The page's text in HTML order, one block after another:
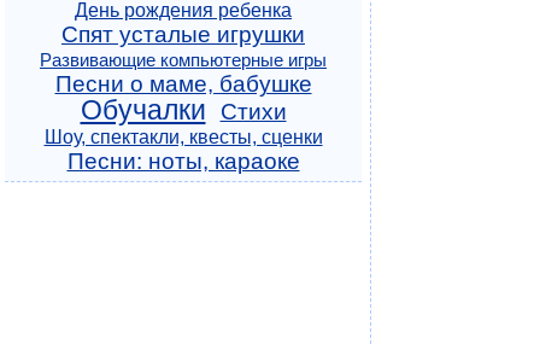
День рождения ребенка
Спят усталые игрушки
Развивающие компьютерные игры
Песни о маме, бабушке
Обучалки Стихи
Шоу, спектакли, квесты, сценки
Песни: ноты, караоке